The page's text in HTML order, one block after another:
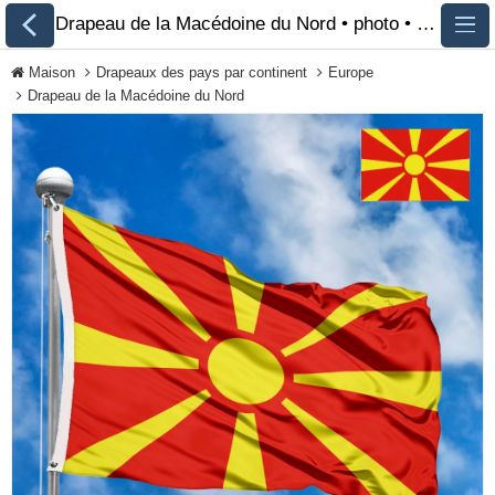
Tous les drapeaux
Drapeaux des pays
par continent
Drapeaux des
organisations
Drapeaux de la
communauté LGBT
Drapeaux historiques
Drapeau de la Macédoine du Nord • photo • description 🏁 FlagsSite.com
Maison Drapeaux des pays par continent
Europe
Drapeau de la Macédoine du Nord